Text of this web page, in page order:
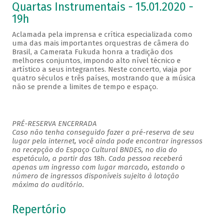
Quartas Instrumentais - 15.01.2020 -
19h
Aclamada pela imprensa e crítica especializada como
uma das mais importantes orquestras de câmera do
Brasil, a Camerata Fukuda honra a tradição dos
melhores conjuntos, impondo alto nível técnico e
artístico a seus integrantes. Neste concerto, viaja por
quatro séculos e três países, mostrando que a música
não se prende a limites de tempo e espaço.
PRÉ-RESERVA ENCERRADA
Caso não tenha conseguido fazer a pré-reserva de seu
lugar pela internet, você ainda pode encontrar ingressos
na recepção do Espaço Cultural BNDES, no dia do
espetáculo, a partir das 18h. Cada pessoa receberá
apenas um ingresso com lugar marcado, estando o
número de ingressos disponíveis sujeito à lotação
máxima do auditório.
Repertório